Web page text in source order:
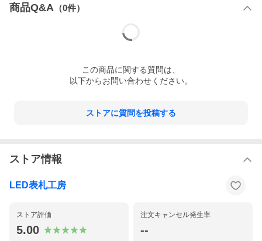
商品Q&A （0件）
この商品に関する質問は、
以下からお問い合わせください。
ストアに質問を投稿する
ストア情報
LED表札工房
ストア評価
5.00
注文キャンセル発生率
--